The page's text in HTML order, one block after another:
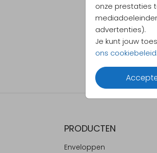
onze prestaties
advertenties).
Je kunt jouw
ons cookiebeleid
PRODUCTEN
Enveloppen